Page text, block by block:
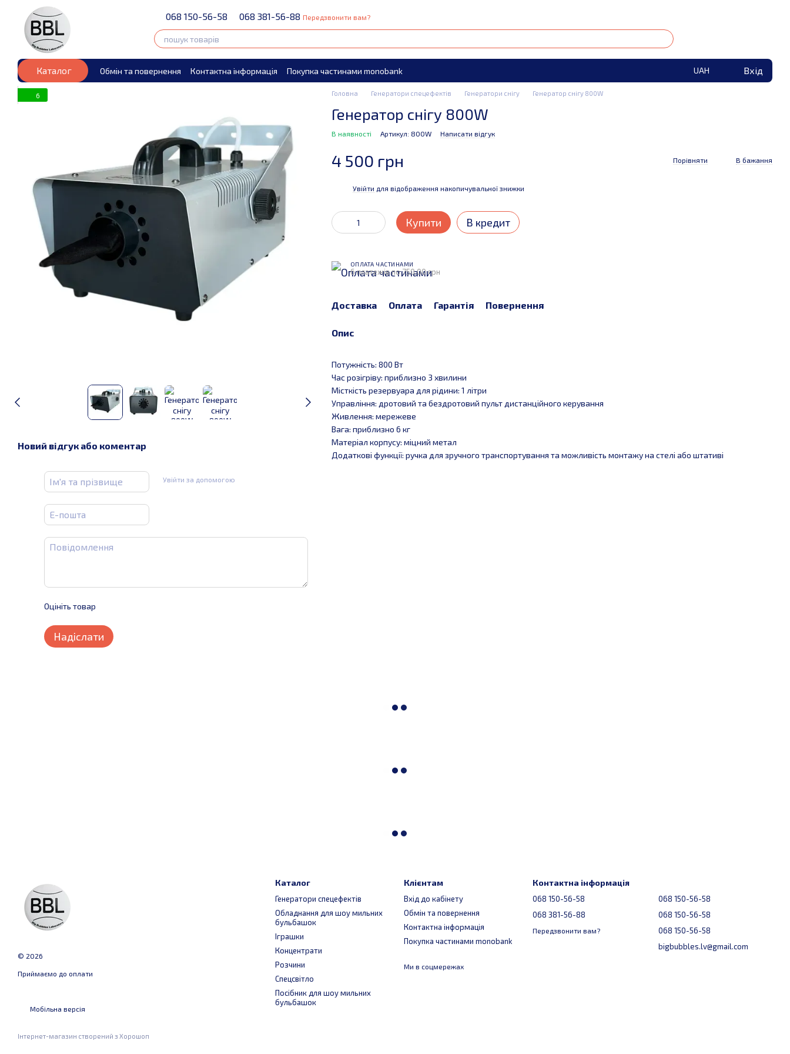
Перейти до основного контенту
068 150-56-58 068 381-56-88 Передзвонити вам?
Каталог Обмін та повернення Контактна інформація Покупка частинами monobank UAH Вхід
6
Новий відгук або коментар
Увійти за допомогою
Оцініть товар
Надіслати
Головна Генератори спецефектів Генератори снігу Генератор снігу 800W
Генератор снігу 800W
В наявності Артикул: 800W Написати відгук
4 500 грн Порівняти В бажання
Увійти для відображення накопичувальної знижки
Купити В кредит
ОПЛАТА ЧАСТИНАМИ
6 платежів по 750.00 грн
Доставка Оплата Гарантія Повернення
Опис
Потужність: 800 Вт
Час розігріву: приблизно 3 хвилини
Місткість резервуара для рідини: 1 літри
Управління: дротовий та бездротовий пульт дистанційного керування
Живлення: мережеве
Вага: приблизно 6 кг
Матеріал корпусу: міцний метал
Додаткові функції: ручка для зручного транспортування та можливість монтажу на стелі або штативі
© 2026
Приймаємо до оплати
Мобільна версія
Інтернет-магазин створений з Хорошоп
Каталог
Генератори спецефектів
Обладнання для шоу мильних
бульбашок
Іграшки
Концентрати
Розчини
Спецсвітло
Посібник для шоу мильних
бульбашок
Клієнтам
Вхід до кабінету
Обмін та повернення
Контактна інформація
Покупка частинами monobank
Ми в соцмережах
Контактна інформація
068 150-56-58
068 381-56-88
Передзвонити вам?
068 150-56-58
068 150-56-58
068 150-56-58
bigbubbles.lv@gmail.com